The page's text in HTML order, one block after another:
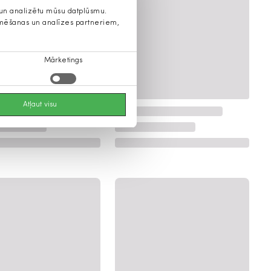
analizētu mūsu datplūsmu.
un analīzes partneriem,
Mārketings
Atļaut visu